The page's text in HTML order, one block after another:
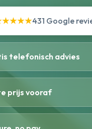
431 Google
telefonisch advies
prijs vooraf